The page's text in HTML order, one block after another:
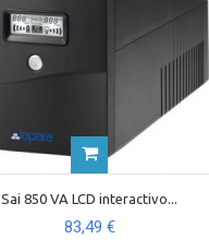
Sai 850 VA LCD interactivo...
83,49 €